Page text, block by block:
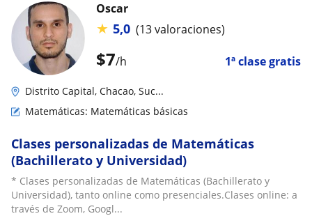
$7/h 1ª clase gratis
Oscar
★ 5,0 (13 valoraciones)
Distrito Capital, Chacao, Suc...
Matemáticas: Matemáticas básicas
Clases personalizadas de Matemáticas
(Bachillerato y Universidad)
* Clases personalizadas de Matemáticas (Bachillerato y
Universidad), tanto online como presenciales.Clases online: a
través de Zoom, Googl...